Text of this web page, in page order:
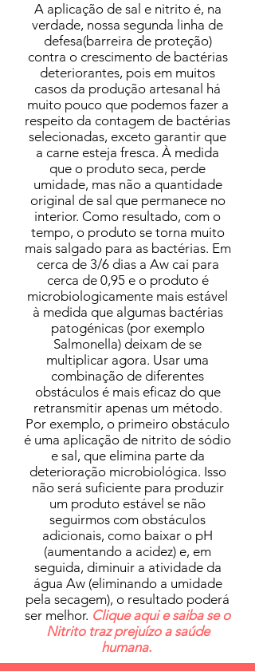
A aplicação de sal e nitrito é, na
verdade, nossa segunda linha de
defesa(barreira de proteção)
contra o crescimento de bactérias
deteriorantes, pois em muitos
casos da produção artesanal há
muito pouco que podemos fazer a
respeito da contagem de bactérias
selecionadas, exceto garantir que
a carne esteja fresca. À medida
que o produto seca, perde
umidade, mas não a quantidade
original de sal que permanece no
interior. Como resultado, com o
tempo, o produto se torna muito
mais salgado para as bactérias. Em
cerca de 3/6 dias a Aw cai para
cerca de 0,95 e o produto é
microbiologicamente mais estável
à medida que algumas bactérias
patogénicas (por exemplo
Salmonella) deixam de se
multiplicar agora. Usar uma
combinação de diferentes
obstáculos é mais eficaz do que
retransmitir apenas um método.
Por exemplo, o primeiro obstáculo
é uma aplicação de nitrito de sódio
e sal, que elimina parte da
deterioração microbiológica. Isso
não será suficiente para produzir
um produto estável se não
seguirmos com obstáculos
adicionais, como baixar o pH
(aumentando a acidez) e, em
seguida, diminuir a atividade da
água Aw (eliminando a umidade
pela secagem), o resultado poderá
ser melhor. Clique aqui e saiba se o
Nitrito traz prejuízo a saúde
humana.